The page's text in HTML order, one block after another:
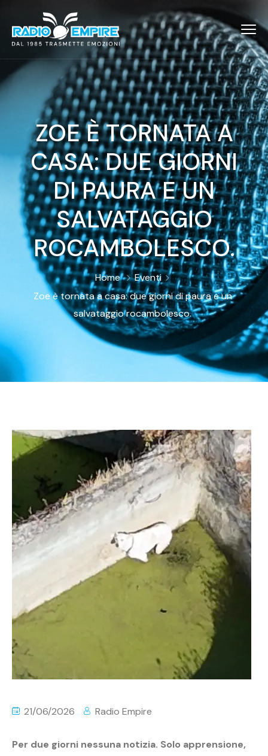
ZOE È TORNATA A
CASA: DUE GIORNI
DI PAURA E UN
SALVATAGGIO
ROCAMBOLESCO.
Home
Eventi
Zoe è tornata a casa: due giorni di paura e un
salvataggio rocambolesco.
21/06/2026 Radio Empire
Per due giorni nessuna notizia. Solo apprensione,